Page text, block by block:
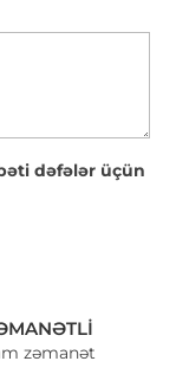
dəfələr üçün
zəmanət